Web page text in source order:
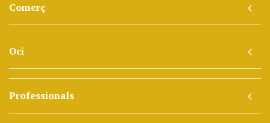
Comerç
Oci
Professionals